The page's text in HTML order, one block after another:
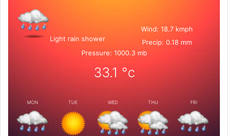
Light rain shower
Wind: 18.7 kmph
Precip: 0.18 mm
Pressure: 1000.3 mb
33.1 °c
MON TUE WED THU FRI